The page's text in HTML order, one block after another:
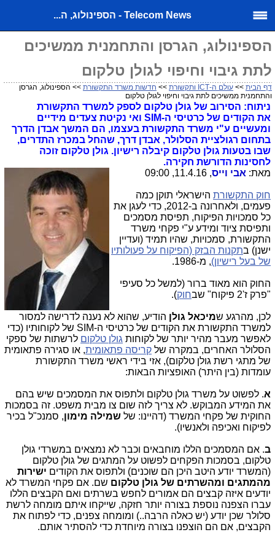
Telecom News - הספינולוג, ה...
הספינולוג, הגרסן והתחמנית ממשיכים
לתת גיבוי וחיפוי לגולן טלקום
דף הבית >> עולם ה-ICT ותקשורת >> חדשות משרד התקשורת >> הספינולוג, הגרסן
והתחמנית ממשיכים לתת גיבוי וחיפוי לגולן טלקום
ניתוח: הסירוב של גולן טלקום לספק למשרד התקשורת
את הקודים של כרטיסי ה-SIM ואי נקיטת צעדים מידיים
ומעשיים ע"י משרד התקשורת בעצמו, הם המשך אבדן הדרך
בתחום רגולציית הסלולר, אבדן דרך, שהחל במכרז התדרים,
שבו בטעות גולן טלקום קיבלה רישיון. גולן טלקום זוכה
לחסינות הדורשת חקירה.
מאת: אבי וייס, 11.4.16, 09:00
חוק התקשורת הישראלי תוקן כמה
פעמים, ולאחרונה ב-2012, כדי לעגן את
כל סמכויות הפיקוח, תפיסת מסמכים
ותפיסת ציוד ומידע ע"י פקחי משרד
התקשורת, סמכויות, שהיו תמיד (ועדיין
ישנן) בתקנות הבזק (הפיקוח על פעולותיו
של בעל רישיון), מ-1986.
החוק הוא מאוד ברור (למשל כל סעיפי
"פרק ז'2 פיקוח" שב
חוק).
לכן, מהרגע שמיכאל גולן הודיע, שהוא לא נענה לדרישה למסור
למשרד התקשורת את הקודים של כרטיסי ה-SIM של לקוחותיו (כדי
לאפשר מעבר מהיר יותר של לקוחות גולן טלקום לרשתות של ספקי
הסלולר האחרים, במקרה של קריסה פתאומית, או סגירה פתאומית
של מתגי רשת גולן טלקום), אזי בידי ראשי משרד התקשורת
עומדות (בין היתר) האופציות הבאות:
א. לפשוט על משרד גולן טלקום ולתפוס את המסמכים שיש בהם
את המידע המבוקש. לא צריך לזה שום צו מבית משפט. זה בסמכות
החוקית של פקחי המשרד (דהיינו: של שמילה מימון, סמנכ"ל בכיר
לפיקוח ואכיפה ולאנשיו).
ב. אם המסמכים הללו מוחבאים וכבר לא נמצאים במשרדי גולן
טלקום, בסמכות הפקחים לפשוט על המתגים של גולן טלקום
(המשרד יודע היטב היכן הם שוכנים) ולתפוס את הקודים ישירות
מהמתגים ומהשרתים של גולן טלקום שם. אם פקחי המשרד לא
יודעים איזה קבצים הם אמורים לחפש בשרתים ואם הקבצים הללו
עברו הצפנה נוספת בצורה יותר חזקה, שייקחו איתם מומחה לרשת
סלולר שכן יודע (יש כאלה הרבה..) ומומחה צפנים, כדי לפתוח את
הקבצים, אם הם הוצפנו בצורה מיוחדת כדי להסתיר אותם.